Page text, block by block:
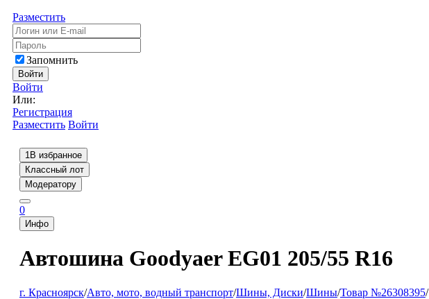
Разместить
Запомнить
Войти
Войти
Или:
Регистрация
Разместить Войти
1В избранное
Классный лот
Модератору
0
Инфо
Автошина Goodyaer EG01 205/55 R16
г. Красноярск/Авто, мото, водный транспорт/Шины, Диски/Шины/Товар №26308395/